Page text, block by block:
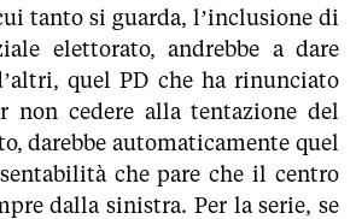
tanto si guarda, l’inclusione di
elettorato, andrebbe a dare
quel PD che ha rinunciato
non cedere alla tentazione del
darebbe automaticamente quel
che pare che il centro
dalla sinistra. Per la serie, se